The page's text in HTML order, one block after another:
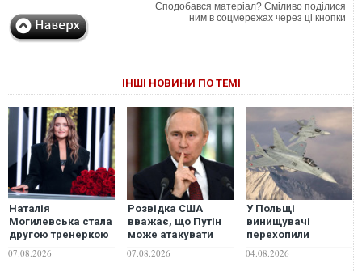
Сподобався матеріал? Сміливо поділися
ним в соцмережах через ці кнопки
ІНШІ НОВИНИ ПО ТЕМІ
Наталія
Могилевська стала
другою тренеркою
"Голос країни"
07.08.2026
Розвідка США
вважає, що Путін
може атакувати
вже цієї осені, -
07.08.2026
У Польщі
винищувачі
перехопили
який підлетів до
04.08.2026